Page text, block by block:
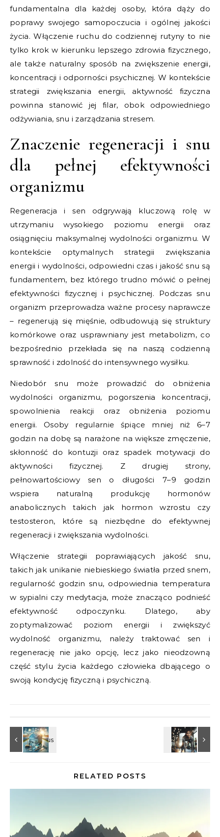
fundamentalna dla każdej osoby, która dąży do
poprawy swojego samopoczucia i ogólnej jakości
życia. Włączenie ruchu do codziennej rutyny to nie
tylko krok w kierunku lepszego zdrowia fizycznego,
ale także naturalny sposób na zwiększenie energii,
koncentracji i odporności psychicznej. W kontekście
strategii zwiększania energii, aktywność fizyczna
powinna stanowić jej filar, obok odpowiedniego
odżywiania, snu i zarządzania stresem.
Znaczenie regeneracji i snu
dla pełnej efektywności
organizmu
Regeneracja i sen odgrywają kluczową rolę w
utrzymaniu wysokiego poziomu energii oraz
osiągnięciu maksymalnej wydolności organizmu. W
kontekście optymalnych strategii zwiększania
energii i wydolności, odpowiedni czas i jakość snu są
fundamentem, bez którego trudno mówić o pełnej
efektywności fizycznej i psychicznej. Podczas snu
organizm przeprowadza ważne procesy naprawcze
– regenerują się mięśnie, odbudowują się struktury
komórkowe oraz usprawniany jest metabolizm, co
bezpośrednio przekłada się na naszą codzienną
sprawność i zdolność do intensywnego wysiłku.
Niedobór snu może prowadzić do obniżenia
wydolności organizmu, pogorszenia koncentracji,
spowolnienia reakcji oraz obniżenia poziomu
energii. Osoby regularnie śpiące mniej niż 6–7
godzin na dobę są narażone na większe zmęczenie,
skłonność do kontuzji oraz spadek motywacji do
aktywności fizycznej. Z drugiej strony,
pełnowartościowy sen o długości 7–9 godzin
wspiera naturalną produkcję hormonów
anabolicznych takich jak hormon wzrostu czy
testosteron, które są niezbędne do efektywnej
regeneracji i zwiększania wydolności.
Włączenie strategii poprawiających jakość snu,
takich jak unikanie niebieskiego światła przed snem,
regularność godzin snu, odpowiednia temperatura
w sypialni czy medytacja, może znacząco podnieść
efektywność odpoczynku. Dlatego, aby
zoptymalizować poziom energii i zwiększyć
wydolność organizmu, należy traktować sen i
regenerację nie jako opcję, lecz jako nieodzowną
część stylu życia każdego człowieka dbającego o
swoją kondycję fizyczną i psychiczną.
RELATED POSTS